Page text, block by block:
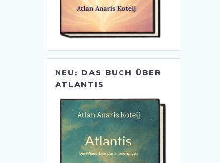
NEU: DAS BUCH ÜBER
ATLANTIS